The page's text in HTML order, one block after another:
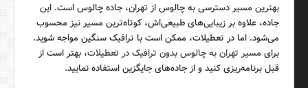
بهترین مسیر دسترسی به چالوس از تهران، جاده چالوس است. این
جاده، علاوه بر زیبایی‌های طبیعی‌اش، کوتاه‌ترین مسیر نیز محسوب
می‌شود. اما در تعطیلات، ممکن است با ترافیک سنگین مواجه شوید.
برای مسیر تهران به چالوس بدون ترافیک در تعطیلات، بهتر است از
قبل برنامه‌ریزی کنید و از جاده‌های جایگزین استفاده نمایید.